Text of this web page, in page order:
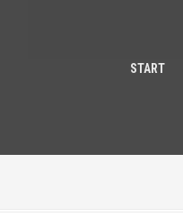
START